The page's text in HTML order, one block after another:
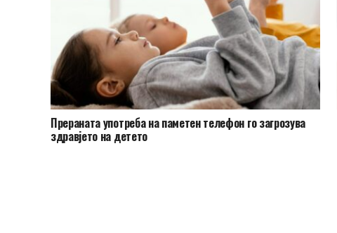
Прераната употреба на паметен телефон го загрозува
здравјето на детето